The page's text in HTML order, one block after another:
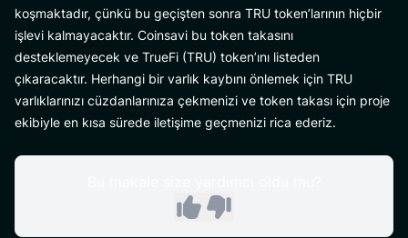
koşmaktadır, çünkü bu geçişten sonra TRU token’larının hiçbir
işlevi kalmayacaktır. Coinsavi bu token takasını
desteklemeyecek ve TrueFi (TRU) token’ını listeden
çıkaracaktır. Herhangi bir varlık kaybını önlemek için TRU
varlıklarınızı cüzdanlarınıza çekmenizi ve token takası için proje
ekibiyle en kısa sürede iletişime geçmenizi rica ederiz.